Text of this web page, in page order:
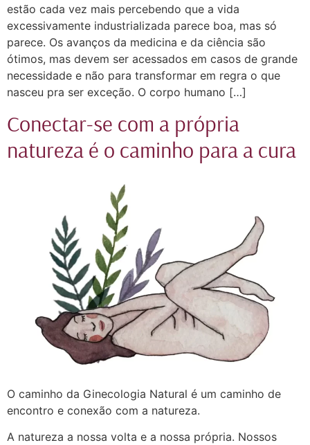
estão cada vez mais percebendo que a vida
excessivamente industrializada parece boa, mas só
parece. Os avanços da medicina e da ciência são
ótimos, mas devem ser acessados em casos de grande
necessidade e não para transformar em regra o que
nasceu pra ser exceção. O corpo humano […]
Conectar-se com a própria
natureza é o caminho para a cura
O caminho da Ginecologia Natural é um caminho de
encontro e conexão com a natureza.
A natureza a nossa volta e a nossa própria. Nossos